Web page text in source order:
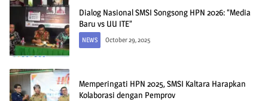
Dialog Nasional SMSI Songsong HPN 2026: “Media
Baru vs UU ITE”
NEWS October 29, 2025
Memperingati HPN 2025, SMSI Kaltara Harapkan
Kolaborasi dengan Pemprov